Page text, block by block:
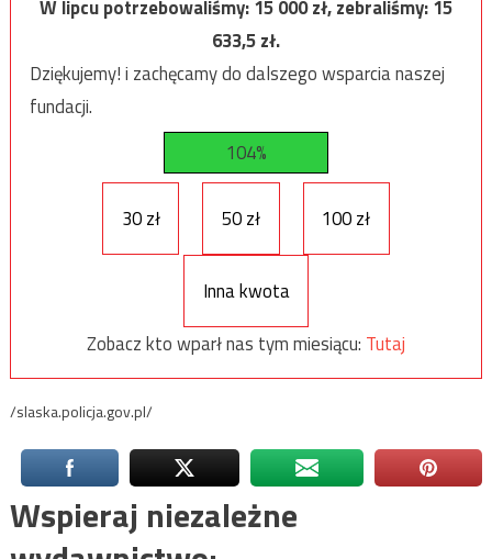
W lipcu potrzebowaliśmy:15 000zł, zebraliśmy:15
633,5zł.
Dziękujemy! i zachęcamy do dalszego wsparcia naszej
fundacji.
104%
30 zł 50 zł 100 zł
Inna kwota
Zobacz kto wparł nas tym miesiącu: Tutaj
/slaska.policja.gov.pl/
Wspieraj niezależne